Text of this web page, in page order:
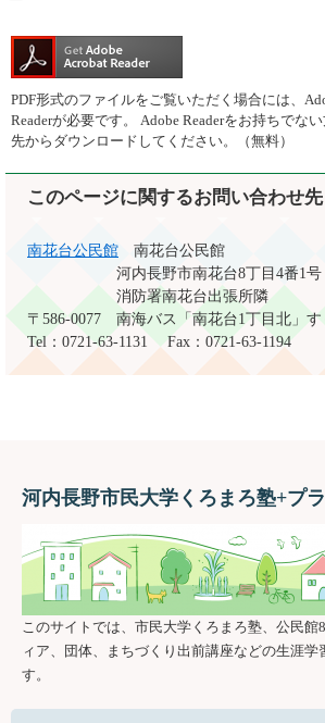
PDF形式のファイルをご覧いただく場合には、
Readerが必要です。
Adobe Readerをお持ちでな
先からダウンロードしてください。（無料）
このページに関するお問い合わせ先
南花台公民館 南花台公民館
〒586-0077
河内長野市南花台8丁目4番1号
消防署南花台出張所隣
南海バス「南花台1丁目北」す
Tel：0721-63-1131
Fax：0721-63-1194
河内長野市民大学くろまろ塾+プ
このサイトでは、市民大学くろまろ塾、公民館
ィア、団体、まちづくり出前講座などの生涯学
す。